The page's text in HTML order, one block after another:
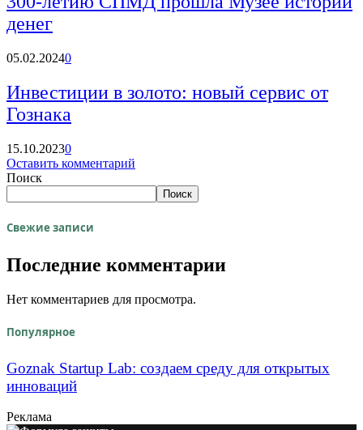
денег
05.02.20240
Инвестиции в золото: новый сервис от
Гознака
15.10.20230
Оставить комментарий
Поиск
Поиск
Свежие записи
Последние комментарии
Нет комментариев для просмотра.
Популярное
Goznak Startup Lab: создаем среду для открытых
инноваций
Реклама